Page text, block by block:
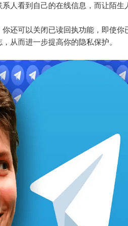
人看到自己的在线信息，而让陌生
你还可以关闭已读回执功能，即使你
从而进一步提高你的隐私保护。